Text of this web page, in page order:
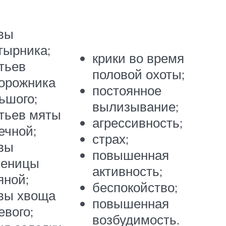
мяты
хвоща
крики во время
половой охоты;
постоянное
вылизывание;
агрессивность;
страх;
повышенная
активность;
беспокойство;
повышенная
возбудимость.